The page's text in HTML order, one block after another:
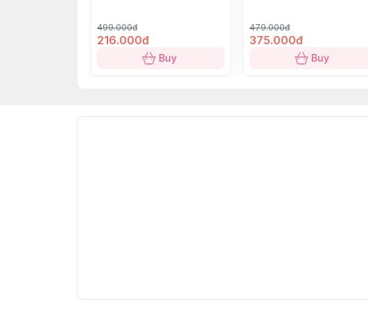
499.000đ
216.000đ
Buy
479.000đ
375.000đ
Buy